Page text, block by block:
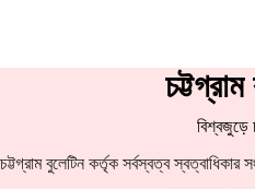
বিশ্বজুড়ে
চট্টগ্রাম বুলেটিন কর্তৃক সর্বস্বত্ব স্বত্বাধিকার